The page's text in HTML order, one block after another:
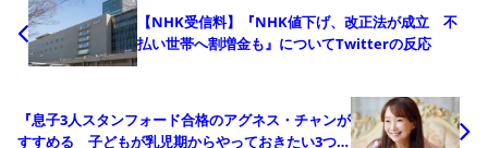
【NHK受信料】『NHK値下げ、改正法が成立 不
払い世帯へ割増金も』についてTwitterの反応
『息子3人スタンフォード合格のアグネス・チャンが
すすめる 子どもが乳児期からやっておきたい3つの